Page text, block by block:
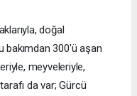
doğal
bakımdan 300'ü aşan
meyveleriyle,
da var; Gürcü